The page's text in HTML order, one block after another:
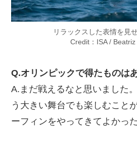
リラックスした表情を見
Credit：ISA /
Q.オリンピックで得たものは
A.まだ戦えるなと思いました
う大きい舞台でも楽しむこと
ーフィンをやってきてよかっ